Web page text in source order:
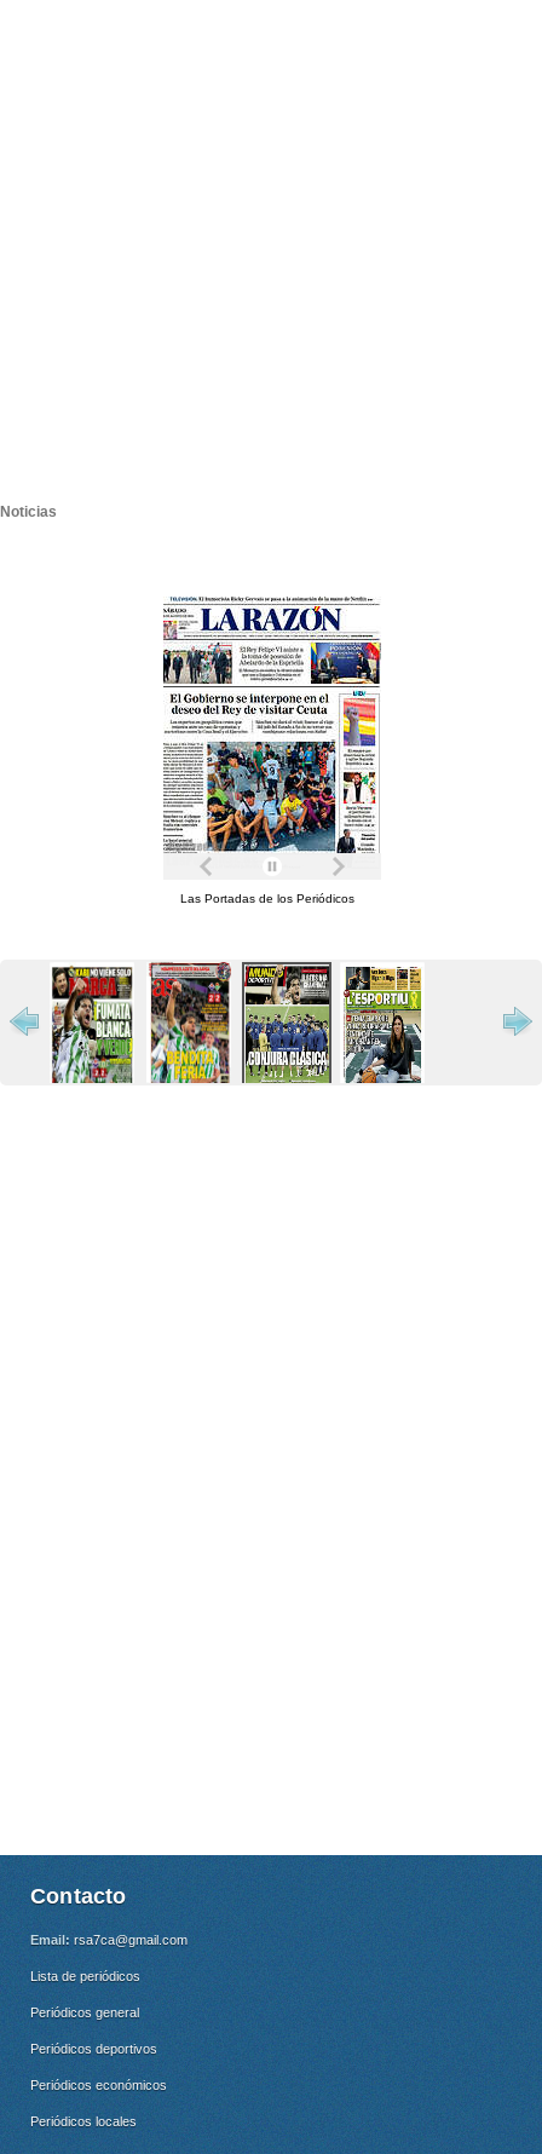
Noticias
Las Portadas de los Periódicos
Contacto
Email: rsa7ca@gmail.com
Lista de periódicos
Periódicos general
Periódicos deportivos
Periódicos económicos
Periódicos locales